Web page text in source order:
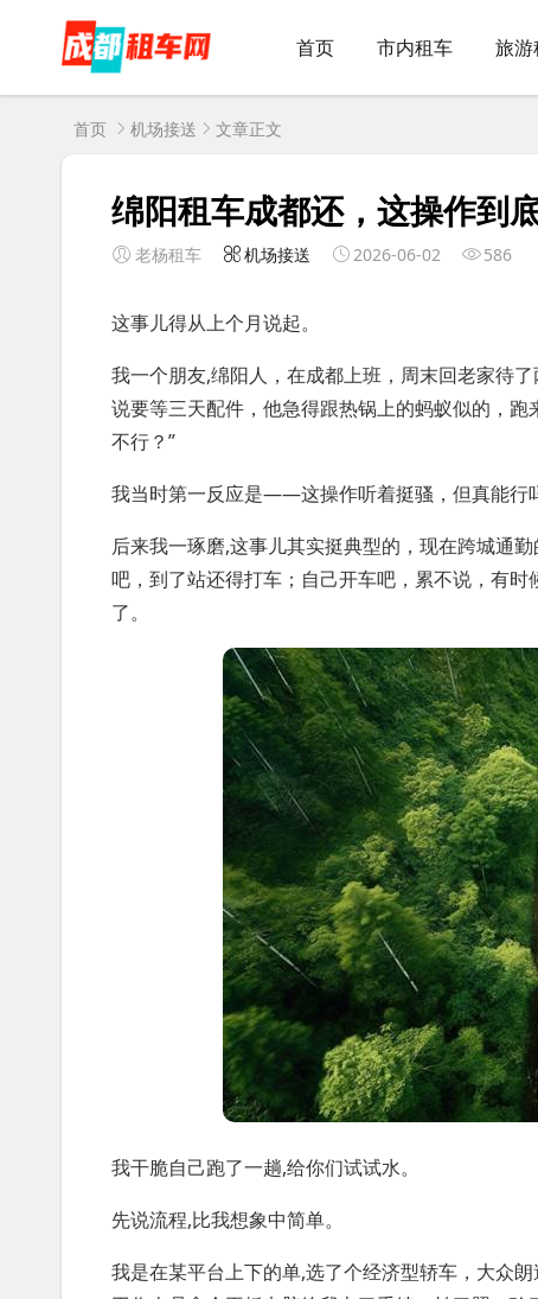
首页 市内租车 旅
首页 机场接送 文章正文
绵阳租车成都还，这操作到
老杨租车 机场接送 2026-06-02 586
这事儿得从上个月说起。
我一个朋友,绵阳人，在成都上班，周末回老家待
说要等三天配件，他急得跟热锅上的蚂蚁似的，
不行？”
我当时第一反应是——这操作听着挺骚，但真能行
后来我一琢磨,这事儿其实挺典型的，现在跨城通
吧，到了站还得打车；自己开车吧，累不说，有
了。
我干脆自己跑了一趟,给你们试试水。
先说流程,比我想象中简单。
我是在某平台上下的单,选了个经济型轿车，大众